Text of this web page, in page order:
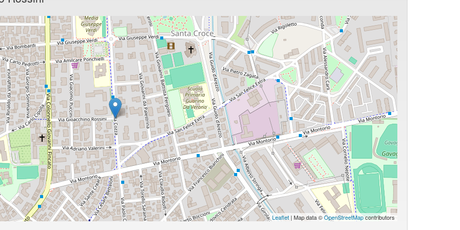
Leaflet | Map data ©OpenStreetMapcontributors